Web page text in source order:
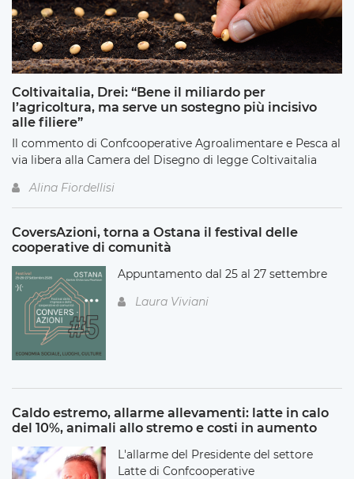
Coltivaitalia, Drei: “Bene il miliardo per
l’agricoltura, ma serve un sostegno più incisivo
alle filiere”
Il commento di Confcooperative Agroalimentare e Pesca al
via libera alla Camera del Disegno di legge Coltivaitalia
Alina Fiordellisi
CoversAzioni, torna a Ostana il festival delle
cooperative di comunità
Appuntamento dal 25 al 27 settembre
Laura Viviani
Caldo estremo, allarme allevamenti: latte in calo
del 10%, animali allo stremo e costi in aumento
L'allarme del Presidente del settore
Latte di Confcooperative